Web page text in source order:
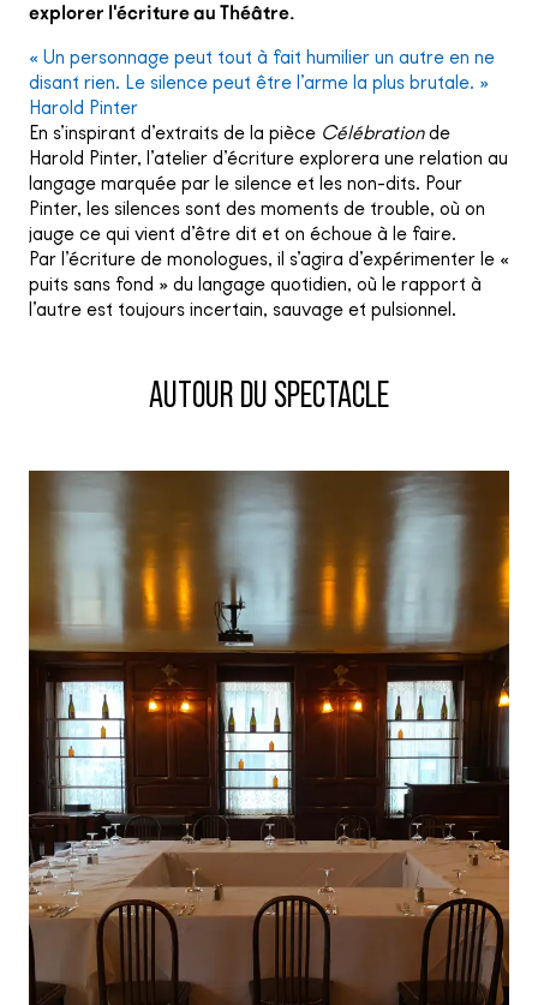
explorer l'écriture au Théâtre.
« Un personnage peut tout à fait humilier un autre en ne
disant rien. Le silence peut être l’arme la plus brutale. »
Harold Pinter
En s’inspirant d’extraits de la pièce Célébrationde
Harold Pinter, l’atelier d’écriture explorera une relation au
langage marquée par le silence et les non-dits. Pour
Pinter, les silences sont des moments de trouble, où on
jauge ce qui vient d’être dit et on échoue à le faire.
Par l’écriture de monologues, il s’agira d’expérimenter le «
puits sans fond » du langage quotidien, où le rapport à
l’autre est toujours incertain, sauvage et pulsionnel.
AUTOUR DU SPECTACLE